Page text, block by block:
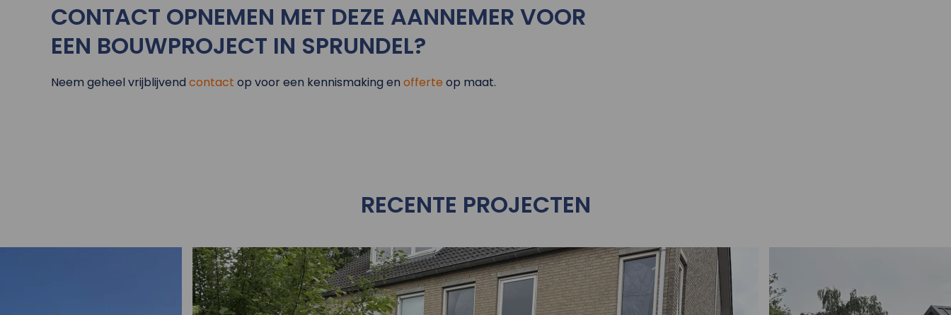
CONTACT OPNEMEN MET DEZE AANNEMER VOOR
EEN BOUWPROJECT IN SPRUNDEL?
Neem geheel vrijblijvend contact op voor een kennismaking en offerte op maat.
RECENTE PROJECTEN